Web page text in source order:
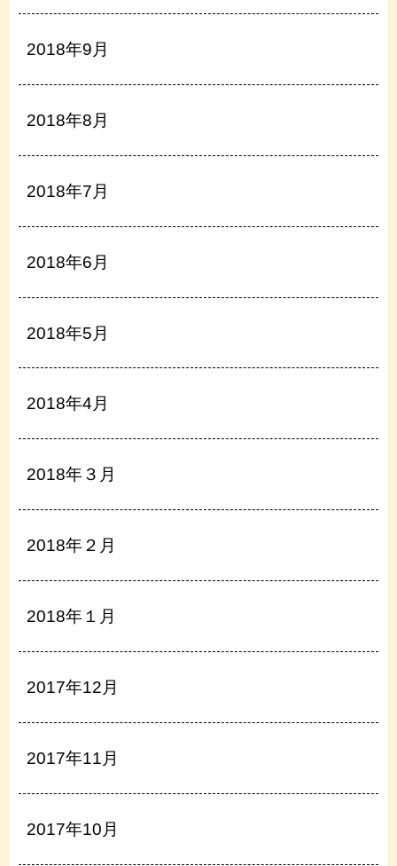
2018年9月
2018年8月
2018年7月
2018年6月
2018年5月
2018年4月
2018年３月
2018年２月
2018年１月
2017年12月
2017年11月
2017年10月